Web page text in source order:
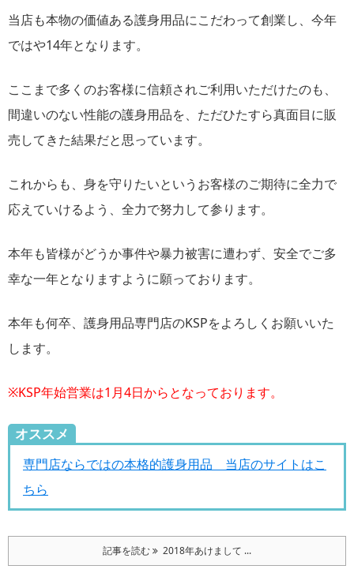
当店も本物の価値ある護身用品にこだわって創業し、今年
ではや14年となります。
ここまで多くのお客様に信頼されご利用いただけたのも、
間違いのない性能の護身用品を、ただひたすら真面目に販
売してきた結果だと思っています。
これからも、身を守りたいというお客様のご期待に全力で
応えていけるよう、全力で努力して参ります。
本年も皆様がどうか事件や暴力被害に遭わず、安全でご多
幸な一年となりますように願っております。
本年も何卒、護身用品専門店のKSPをよろしくお願いいた
します。
※KSP年始営業は1月4日からとなっております。
オススメ
専門店ならではの本格的護身用品 当店のサイトはこ
ちら
記事を読む 2018年あけまして ...